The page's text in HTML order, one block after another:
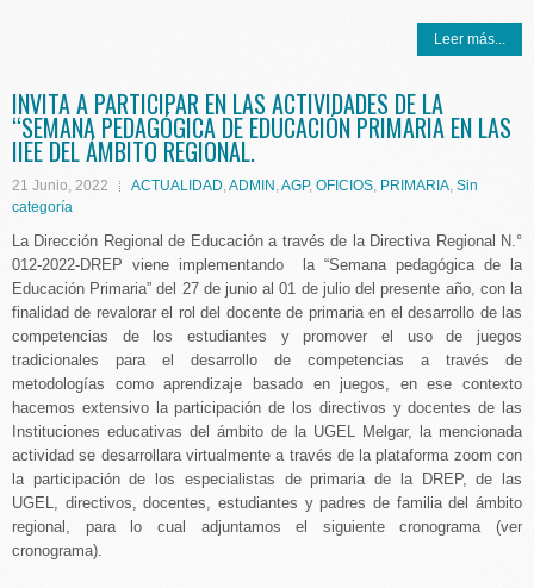
Leer más...
INVITA A PARTICIPAR EN LAS ACTIVIDADES DE LA
“SEMANA PEDAGÓGICA DE EDUCACIÓN PRIMARIA EN LAS
IIEE DEL ÁMBITO REGIONAL.
21 Junio, 2022 ACTUALIDAD,ADMIN ,AGP, OFICIOS, PRIMARIA, Sin
categoría
La Dirección Regional de Educación a través de la Directiva Regional N.°
012-2022-DREP viene implementando la “Semana pedagógica de la
Educación Primaria” del 27 de junio al 01 de julio del presente año, con la
finalidad de revalorar el rol del docente de primaria en el desarrollo de las
competencias de los estudiantes y promover el uso de juegos
tradicionales para el desarrollo de competencias a través de
metodologías como aprendizaje basado en juegos, en ese contexto
hacemos extensivo la participación de los directivos y docentes de las
Instituciones educativas del ámbito de la UGEL Melgar, la mencionada
actividad se desarrollara virtualmente a través de la plataforma zoom con
la participación de los especialistas de primaria de la DREP, de las
UGEL, directivos, docentes, estudiantes y padres de familia del ámbito
regional, para lo cual adjuntamos el siguiente cronograma (ver
cronograma).